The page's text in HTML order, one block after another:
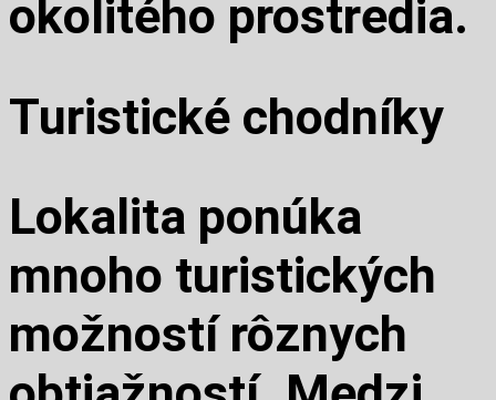
okolitého prostredia.
Turistické chodníky
Lokalita ponúka
mnoho turistických
možností rôznych